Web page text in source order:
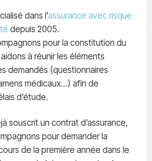
dans l’assurance avec risque
depuis 2005.
pour la constitution du
à réunir les éléments
demandés (questionnaires
médicaux…) afin de
d’étude.
souscrit un contrat d’assurance,
pour demander la
de la première année dans le